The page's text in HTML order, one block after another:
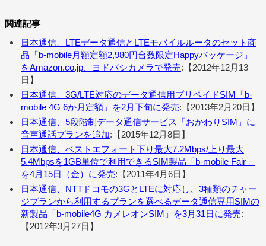
関連記事
日本通信、LTEデータ通信とLTEモバイルルータのセット商
品「b-mobile月額定額2,980円台数限定Happyパッケージ」
をAmazon.co.jp、ヨドバシカメラで発売:【2012年12月13
日】
日本通信、3G/LTE対応のデータ通信用プリペイドSIM「b-
mobile 4G 6か月定額」を2月下旬に発売:【2013年2月20日】
日本通信、5段階制データ通信サービス「おかわりSIM」に
音声通話プランを追加:【2015年12月8日】
日本通信、ベストエフォート下り最大7.2Mbps/上り最大
5.4Mbpsを1GB単位で利用できるSIM製品「b-mobile Fair」
を4月15日（金）に発売:【2011年4月6日】
日本通信、NTTドコモの3GとLTEに対応し、3種類のチャー
ジプランから利用するプランを選べるデータ通信専用SIMの
新製品「b-mobile4G カメレオンSIM」を3月31日に発売:
【2012年3月27日】